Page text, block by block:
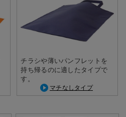
チラシや薄いパンフレットを
持ち帰るのに適したタイプで
す。
マチなしタイプ